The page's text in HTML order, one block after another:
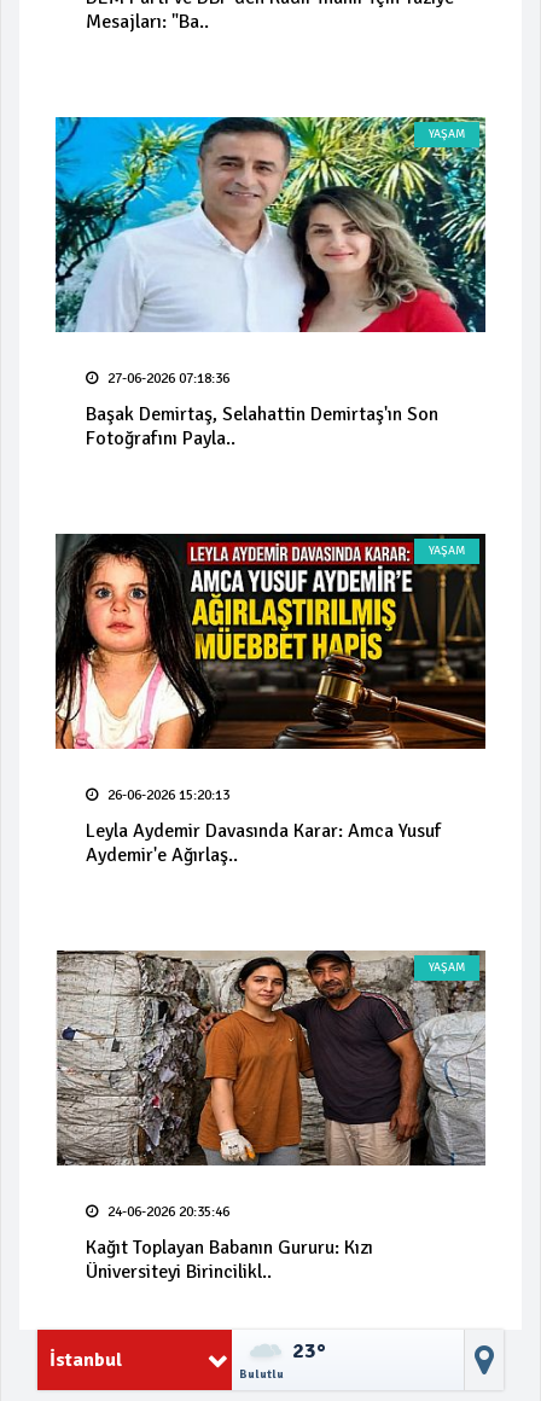
Mesajları: "Ba..
YAŞAM
27-06-2026 07:18:36
Başak Demirtaş, Selahattin Demirtaş'ın Son
Fotoğrafını Payla..
YAŞAM
26-06-2026 15:20:13
Leyla Aydemir Davasında Karar: Amca Yusuf
Aydemir'e Ağırlaş..
YAŞAM
24-06-2026 20:35:46
Kağıt Toplayan Babanın Gururu: Kızı
Üniversiteyi Birincilikl..
İstanbul 23°
Bulutlu